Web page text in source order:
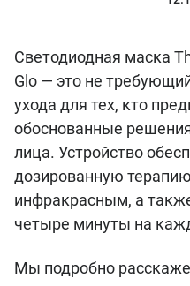
Светодиодная маска
Glo — это не
ухода для тех, кто
обоснованные
лица. Устройство
дозированную
инфракрасным, а
четыре минуты на
Мы подробно